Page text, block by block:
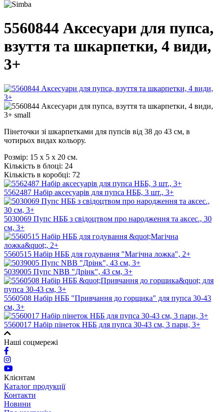
5560844 Аксесуари для пупса,
взуття та шкарпетки, 4 види,
3+
Пінеточки зі шкарпетками для пупсів від 38 до 43 см, в
чотирьох видах кольору.
Розмір: 15 х 5 х 20 см.
Кількість в блоці: 24
Кількість в коробці: 72
5562487 Набір аксесуарів для пупса НББ, 3 шт., 3+
5030069 Пупс НББ з свідоцтвом про народження та аксес., 30
см, 3+
5560515 Набір НББ для годування "Магічна ложка", 2+
5039005 Пупс NBB "Дрінк", 43 см, 3+
5560508 Набір НББ "Привчання до горщика" для пупса 30-43
см, 3+
5560017 Набiр пiнеток НББ для пупса 30-43 см, 3 пари, 3+
Наші соцмережі
Клієнтам
Каталог продукції
Контакти
Новини